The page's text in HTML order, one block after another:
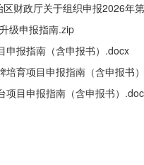
财政厅关于组织申报2026年
级申报指南.zip
申报指南（含申报书）.docx
培育项目申报指南（含申报书
项目申报指南（含申报书）